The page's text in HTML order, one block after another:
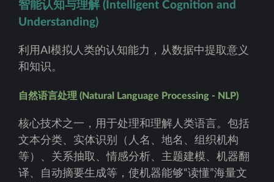
智能认知与理解 (Intelligent Cognition and
Understanding)
利用AI模拟人类的认知能力，从数据中提取意义
和知识。
自然语言处理 (Natural Language Processing - NLP)
核心技术之一，用于处理和理解人类语言。包括
文本分类、实体识别（人名、地名、组织机构
等）、关系抽取、情感分析、主题建模、机器翻
译、自动摘要生成等，使机器能够“读懂”海量文